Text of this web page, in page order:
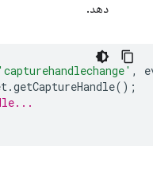
دهد.
'capturehandlechange' ,
.getCaptureHandle();